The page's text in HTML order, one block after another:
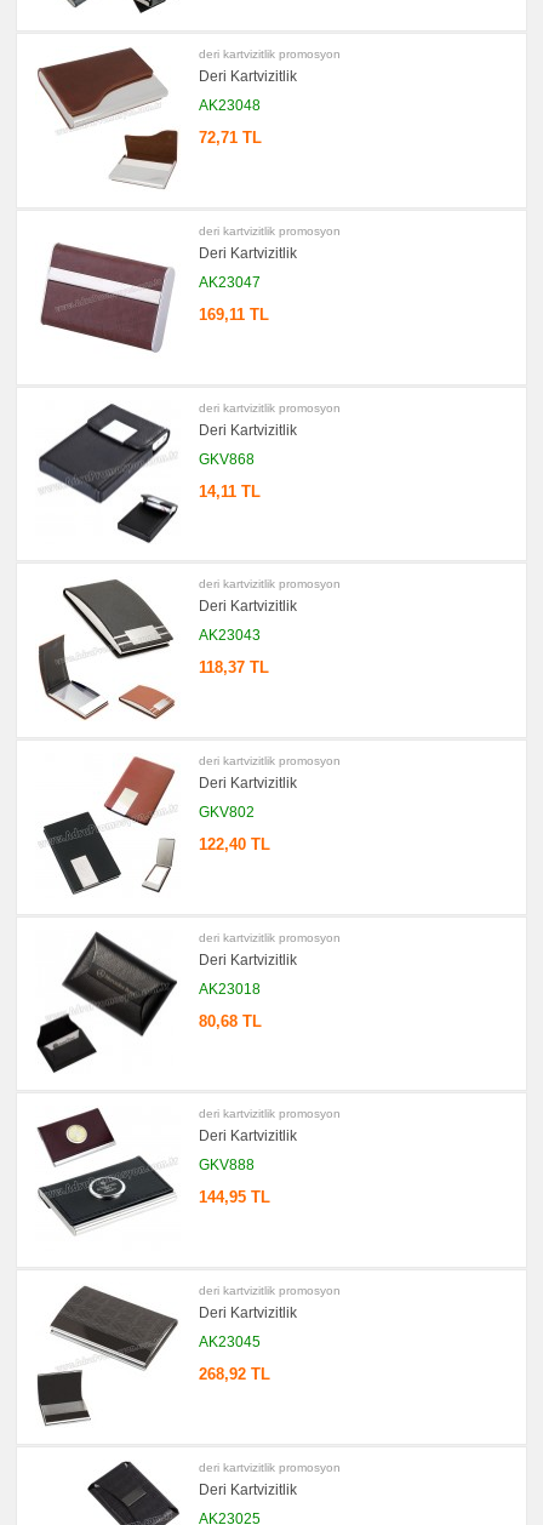
deri kartvizitlik promosyon
Deri Kartvizitlik
AK23048
72,71 TL
deri kartvizitlik promosyon
Deri Kartvizitlik
AK23047
169,11 TL
deri kartvizitlik promosyon
Deri Kartvizitlik
GKV868
14,11 TL
deri kartvizitlik promosyon
Deri Kartvizitlik
AK23043
118,37 TL
deri kartvizitlik promosyon
Deri Kartvizitlik
GKV802
122,40 TL
deri kartvizitlik promosyon
Deri Kartvizitlik
AK23018
80,68 TL
deri kartvizitlik promosyon
Deri Kartvizitlik
GKV888
144,95 TL
deri kartvizitlik promosyon
Deri Kartvizitlik
AK23045
268,92 TL
deri kartvizitlik promosyon
Deri Kartvizitlik
AK23025